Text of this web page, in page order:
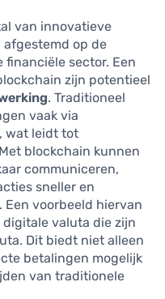
van innovatieve
op de
financiële sector. Een
zijn potentieel
. Traditioneel
vaak via
wat leidt tot
blockchain kunnen
communiceren,
sneller en
voorbeeld hiervan
valuta die zijn
Dit biedt niet alleen
betalingen mogelijk
van traditionele